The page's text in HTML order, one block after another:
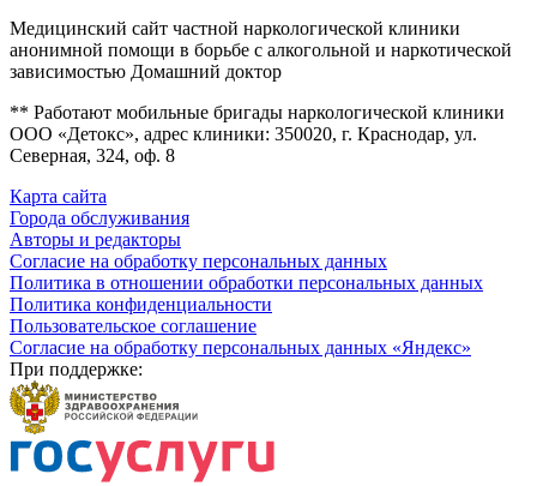
Медицинский сайт частной наркологической клиники
анонимной помощи в борьбе с алкогольной и наркотической
зависимостью Домашний доктор
** Работают мобильные бригады наркологической клиники
ООО «Детокс», адрес клиники: 350020, г. Краснодар, ул.
Северная, 324, оф. 8
Карта сайта
Города обслуживания
Авторы и редакторы
Согласие на обработку персональных данных
Политика в отношении обработки персональных данных
Политика конфиденциальности
Пользовательское соглашение
Согласие на обработку персональных данных «Яндекс»
При поддержке: